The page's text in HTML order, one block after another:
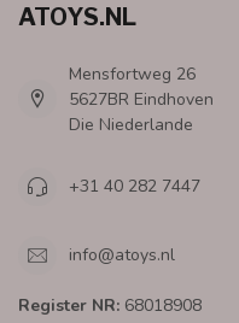
ATOYS.NL
Mensfortweg 26
5627BR Eindhoven
Die Niederlande
+31 40 282 7447
info@atoys.nl
Register NR: 68018908